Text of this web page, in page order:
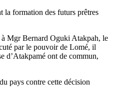
la formation des futurs prêtres
à Mgr Bernard Oguki Atakpah, le
par le pouvoir de Lomé, il
d’Atakpamé ont de commun,
pays contre cette décision